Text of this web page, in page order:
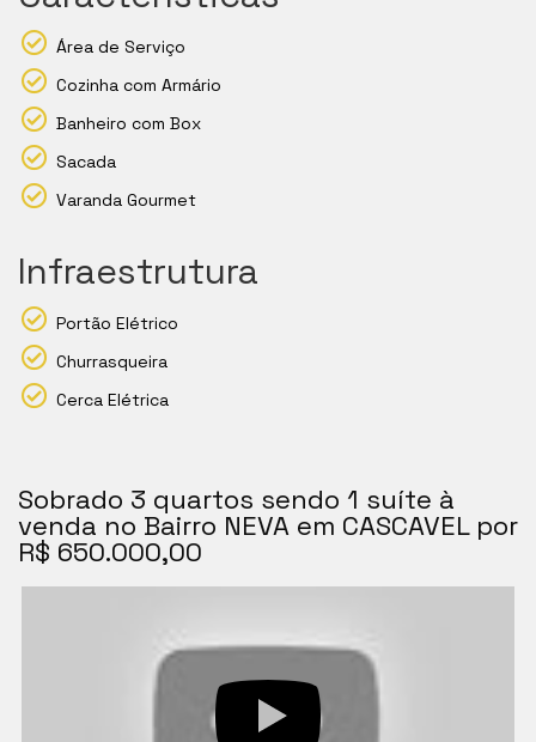
Área de Serviço
Cozinha com Armário
Banheiro com Box
Sacada
Varanda Gourmet
Infraestrutura
Portão Elétrico
Churrasqueira
Cerca Elétrica
Sobrado 3 quartos sendo 1 suíte à
venda no Bairro NEVA em CASCAVEL por
R$ 650.000,00